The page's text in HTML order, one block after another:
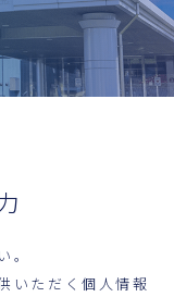
。
いただく個人情報